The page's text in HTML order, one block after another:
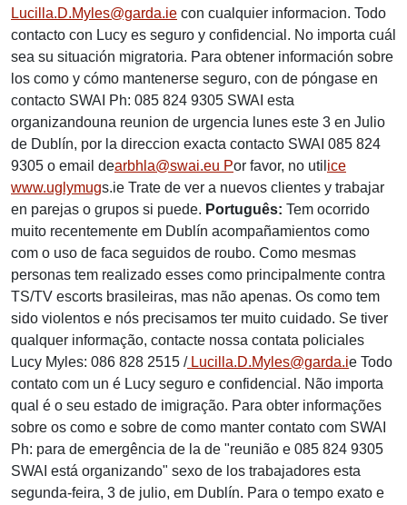
Lucilla.D.Myles@garda.ie con cualquier informacion. Todo
contacto con Lucy es seguro y confidencial. No importa cuál
sea su situación migratoria. Para obtener información sobre
los como y cómo mantenerse seguro, con de póngase en
contacto SWAI Ph: 085 824 9305 SWAI esta
organizandouna reunion de urgencia lunes este 3 en Julio
de Dublín, por la direccion exacta contacto SWAI 085 824
9305 o email dearbhla@swai.eu Por favor, no util ice
www.uglymugs.ie Trate de ver a nuevos clientes y trabajar
en parejas o grupos si puede. Português: Tem ocorrido
muito recentemente em Dublín acompañamientos como
com o uso de faca seguidos de roubo. Como mesmas
personas tem realizado esses como principalmente contra
TS/TV escorts brasileiras, mas não apenas. Os como tem
sido violentos e nós precisamos ter muito cuidado. Se tiver
qualquer informação, contacte nossa contata policiales
Lucy Myles: 086 828 2515 /Lucilla.D.Myles@garda.ie Todo
contato com un é Lucy seguro e confidencial. Não importa
qual é o seu estado de imigração. Para obter informações
sobre os como e sobre de como manter contato com SWAI
Ph: para de emergência de la de "reunião e 085 824 9305
SWAI está organizando" sexo de los trabajadores esta
segunda-feira, 3 de julio, em Dublín. Para o tempo exato e